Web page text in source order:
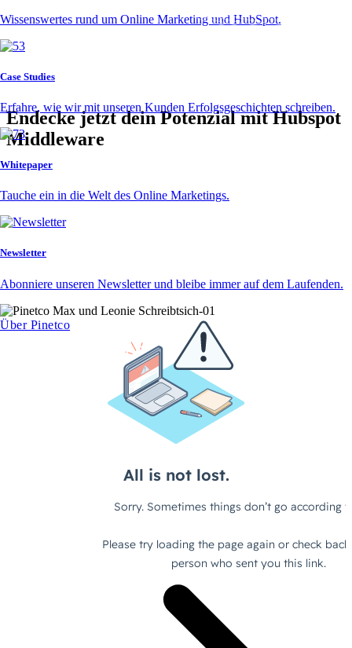
Wissenswertes rund um Online Marketing und HubSpot.
Case Studies
Erfahre, wie wir mit unseren Kunden Erfolgsgeschichten schreiben.
Whitepaper
Tauche ein in die Welt des Online Marketings.
Newsletter
Abonniere unseren Newsletter und bleibe immer auf dem Laufenden.
Über Pinetco
Endecke jetzt dein Potenzial mit Hubspot
Middleware
Kontaktiere uns und erlebe die Vorteile der Prozessautomatisierung
Unternehmen wachsen!